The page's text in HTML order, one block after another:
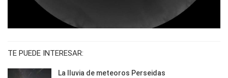
TE PUEDE INTERESAR:
La lluvia de meteoros Perseidas